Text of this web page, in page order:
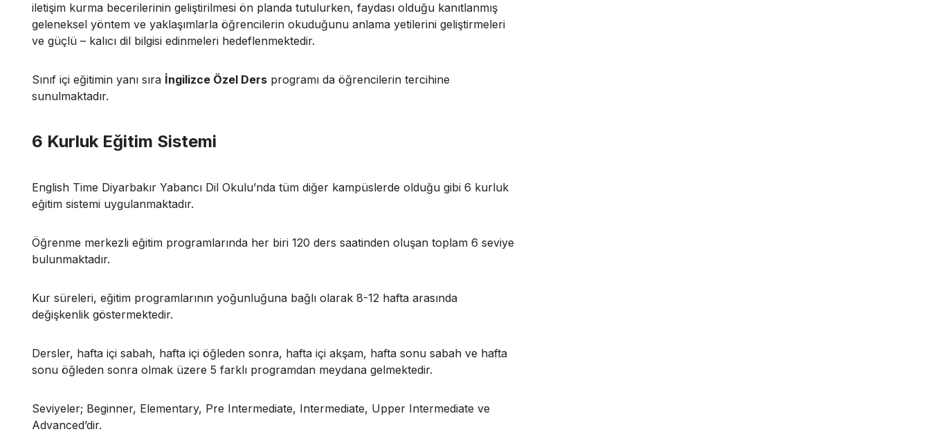
iletişim kurma becerilerinin geliştirilmesi ön planda tutulurken, faydası olduğu kanıtlanmış
geleneksel yöntem ve yaklaşımlarla öğrencilerin okuduğunu anlama yetilerini geliştirmeleri
ve güçlü – kalıcı dil bilgisi edinmeleri hedeflenmektedir.
Sınıf içi eğitimin yanı sıra İngilizce Özel Ders programı da öğrencilerin tercihine
sunulmaktadır.
6 Kurluk Eğitim Sistemi
English Time Diyarbakır Yabancı Dil Okulu’nda tüm diğer kampüslerde olduğu gibi 6 kurluk
eğitim sistemi uygulanmaktadır.
Öğrenme merkezli eğitim programlarında her biri 120 ders saatinden oluşan toplam 6 seviye
bulunmaktadır.
Kur süreleri, eğitim programlarının yoğunluğuna bağlı olarak 8-12 hafta arasında
değişkenlik göstermektedir.
Dersler, hafta içi sabah, hafta içi öğleden sonra, hafta içi akşam, hafta sonu sabah ve hafta
sonu öğleden sonra olmak üzere 5 farklı programdan meydana gelmektedir.
Seviyeler; Beginner, Elementary, Pre Intermediate, Intermediate, Upper Intermediate ve
Advanced’dir.